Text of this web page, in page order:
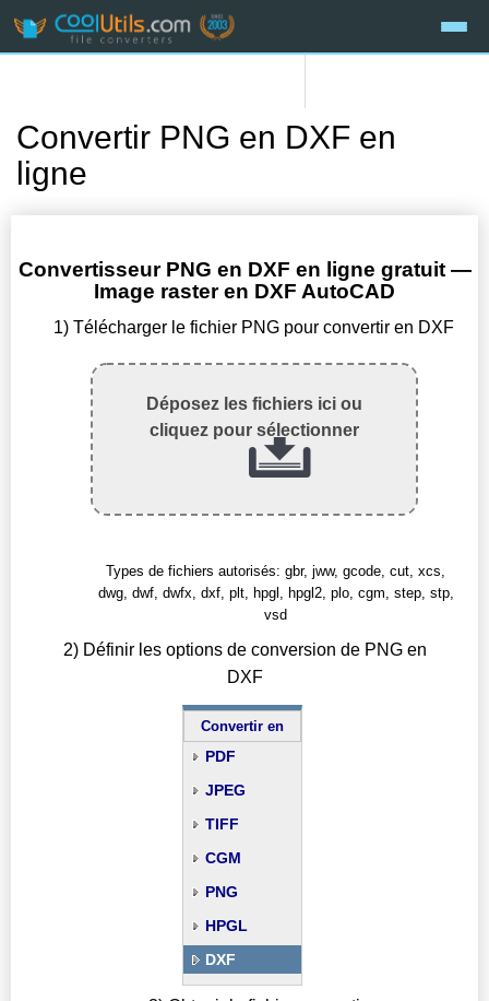
Convertir PNG en DXF en
ligne
Convertisseur PNG en DXF en ligne gratuit —
Image raster en DXF AutoCAD
1) Télécharger le fichier PNG pour convertir en DXF
Déposez les fichiers ici ou
cliquez pour sélectionner
Types de fichiers autorisés: gbr, jww, gcode, cut, xcs,
dwg, dwf, dwfx, dxf, plt, hpgl, hpgl2, plo, cgm, step, stp,
vsd
2) Définir les options de conversion de PNG en
DXF
Convertir en
PDF
JPEG
TIFF
CGM
PNG
HPGL
DXF